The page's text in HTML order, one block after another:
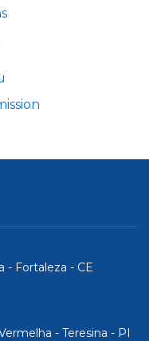
- Fortaleza - CE
- Teresina - PI